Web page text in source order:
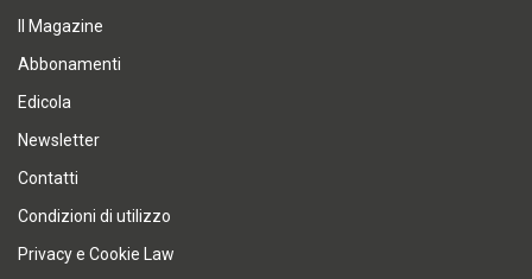
Il Magazine
Abbonamenti
Edicola
Newsletter
Contatti
Condizioni di utilizzo
Privacy e Cookie Law